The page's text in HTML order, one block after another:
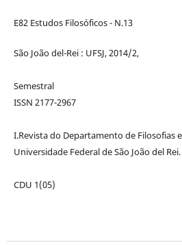
E82 Estudos Filosóficos - N.13
São João del-Rei : UFSJ, 2014/2,
Semestral
ISSN 2177-2967
I.Revista do Departamento de Filosofias
Universidade Federal de São João del Rei.
CDU 1(05)